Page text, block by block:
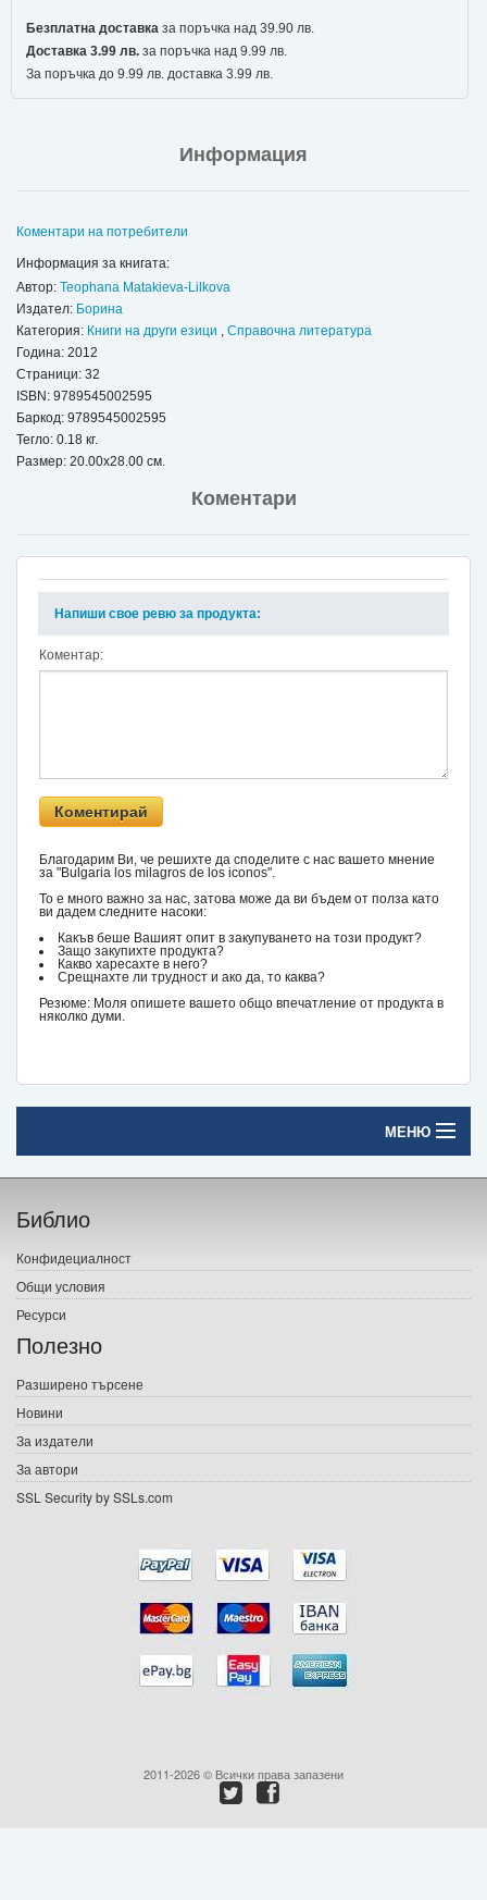
Безплатна доставказа поръчка над 39.90 лв.
Доставка 3.99 лв.за поръчка над 9.99 лв.
За поръчка до 9.99 лв. доставка 3.99 лв.
Информация
Коментари на потребители
Информация за книгата:
Автор: Teophana Matakieva-Lilkova
Издател: Борина
Категория: Книги на други езици , Справочна литература
Година: 2012
Страници: 32
ISBN: 9789545002595
Баркод: 9789545002595
Тегло: 0.18 кг.
Размер: 20.00x28.00 см.
Коментари
Напиши свое ревю за продукта:
Коментар:
Благодарим Ви, че решихте да споделите с нас вашето мнение
за "Bulgaria los milagros de los iconos".
То е много важно за нас, затова може да ви бъдем от полза като
ви дадем следните насоки:
Какъв беше Вашият опит в закупуването на този продукт?
Защо закупихте продукта?
Какво харесахте в него?
Срещнахте ли трудност и ако да, то каква?
Резюме: Моля опишете вашето общо впечатление от продукта в
няколко думи.
МЕНЮ
Начало
Печатни книги
Електронни книги
Е-списания
Подаръци
Ваучери
Библио
Конфидециалност
Общи условия
Ресурси
Полезно
Разширено търсене
Новини
За издатели
За автори
SSL Security by SSLs.com
2011-2026 © Всички права запазени